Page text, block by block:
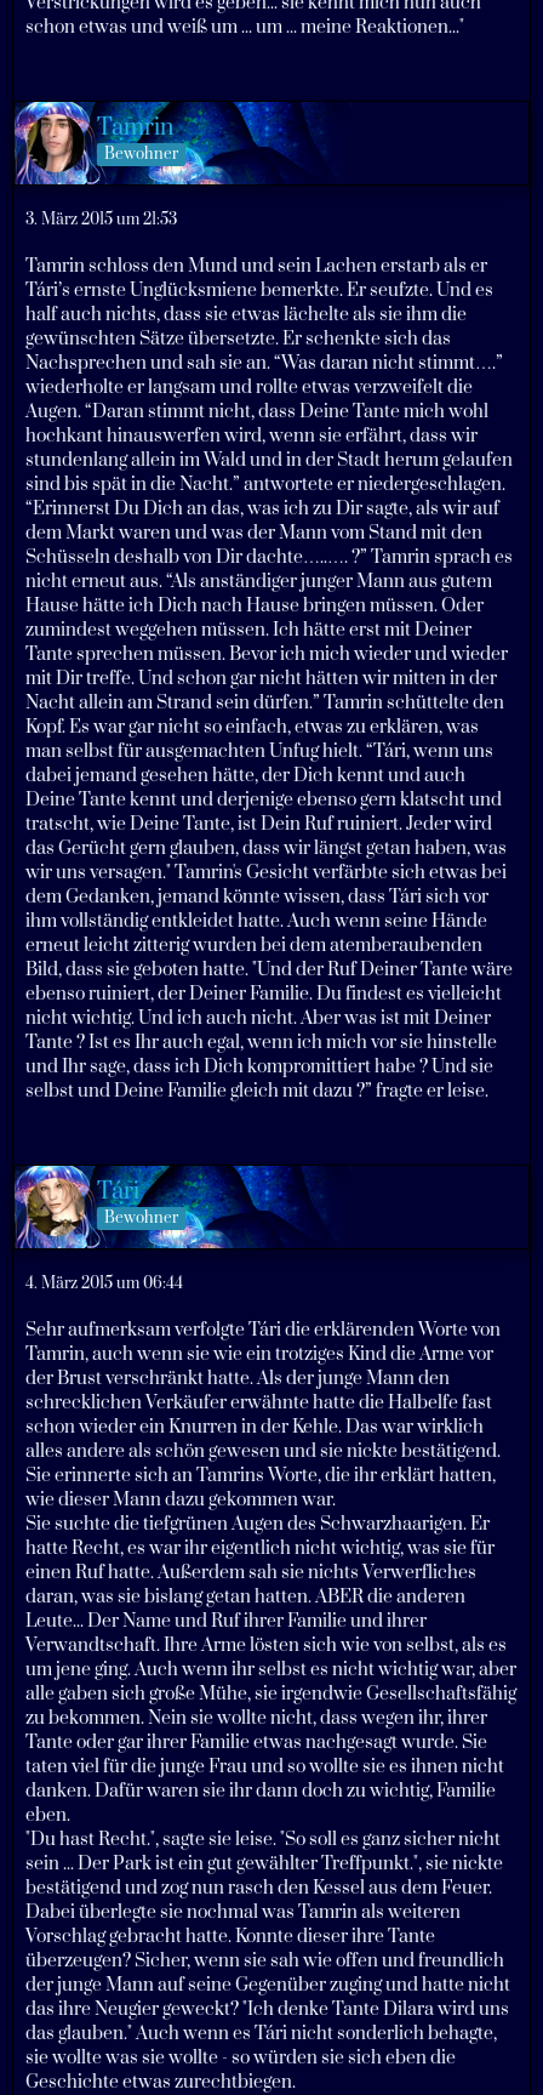
schon etwas und weiß um ... um ... meine Reaktionen..."
Tamrin
Bewohner
3. März 2015 um 21:53
Tamrin schloss den Mund und sein Lachen erstarb als er
Tári’s ernste Unglücksmiene bemerkte. Er seufzte. Und es
half auch nichts, dass sie etwas lächelte als sie ihm die
gewünschten Sätze übersetzte. Er schenkte sich das
Nachsprechen und sah sie an. “Was daran nicht stimmt….”
wiederholte er langsam und rollte etwas verzweifelt die
Augen. “Daran stimmt nicht, dass Deine Tante mich wohl
hochkant hinauswerfen wird, wenn sie erfährt, dass wir
stundenlang allein im Wald und in der Stadt herum gelaufen
sind bis spät in die Nacht.” antwortete er niedergeschlagen.
“Erinnerst Du Dich an das, was ich zu Dir sagte, als wir auf
dem Markt waren und was der Mann vom Stand mit den
Schüsseln deshalb von Dir dachte…..…. ?” Tamrin sprach es
nicht erneut aus. “Als anständiger junger Mann aus gutem
Hause hätte ich Dich nach Hause bringen müssen. Oder
zumindest weggehen müssen. Ich hätte erst mit Deiner
Tante sprechen müssen. Bevor ich mich wieder und wieder
mit Dir treffe. Und schon gar nicht hätten wir mitten in der
Nacht allein am Strand sein dürfen.” Tamrin schüttelte den
Kopf. Es war gar nicht so einfach, etwas zu erklären, was
man selbst für ausgemachten Unfug hielt. “Tári, wenn uns
dabei jemand gesehen hätte, der Dich kennt und auch
Deine Tante kennt und derjenige ebenso gern klatscht und
tratscht, wie Deine Tante, ist Dein Ruf ruiniert. Jeder wird
das Gerücht gern glauben, dass wir längst getan haben, was
wir uns versagen." Tamrin's Gesicht verfärbte sich etwas bei
dem Gedanken, jemand könnte wissen, dass Tári sich vor
ihm vollständig entkleidet hatte. Auch wenn seine Hände
erneut leicht zitterig wurden bei dem atemberaubenden
Bild, dass sie geboten hatte. "Und der Ruf Deiner Tante wäre
ebenso ruiniert, der Deiner Familie. Du findest es vielleicht
nicht wichtig. Und ich auch nicht. Aber was ist mit Deiner
Tante ? Ist es Ihr auch egal, wenn ich mich vor sie hinstelle
und Ihr sage, dass ich Dich kompromittiert habe ? Und sie
selbst und Deine Familie gleich mit dazu ?” fragte er leise.
Tári
Bewohner
4. März 2015 um 06:44
Sehr aufmerksam verfolgte Tári die erklärenden Worte von
Tamrin, auch wenn sie wie ein trotziges Kind die Arme vor
der Brust verschränkt hatte. Als der junge Mann den
schrecklichen Verkäufer erwähnte hatte die Halbelfe fast
schon wieder ein Knurren in der Kehle. Das war wirklich
alles andere als schön gewesen und sie nickte bestätigend.
Sie erinnerte sich an Tamrins Worte, die ihr erklärt hatten,
wie dieser Mann dazu gekommen war.
Sie suchte die tiefgrünen Augen des Schwarzhaarigen. Er
hatte Recht, es war ihr eigentlich nicht wichtig, was sie für
einen Ruf hatte. Außerdem sah sie nichts Verwerfliches
daran, was sie bislang getan hatten. ABER die anderen
Leute... Der Name und Ruf ihrer Familie und ihrer
Verwandtschaft. Ihre Arme lösten sich wie von selbst, als es
um jene ging. Auch wenn ihr selbst es nicht wichtig war, aber
alle gaben sich große Mühe, sie irgendwie Gesellschaftsfähig
zu bekommen. Nein sie wollte nicht, dass wegen ihr, ihrer
Tante oder gar ihrer Familie etwas nachgesagt wurde. Sie
taten viel für die junge Frau und so wollte sie es ihnen nicht
danken. Dafür waren sie ihr dann doch zu wichtig, Familie
eben.
"Du hast Recht.", sagte sie leise. "So soll es ganz sicher nicht
sein ... Der Park ist ein gut gewählter Treffpunkt.", sie nickte
bestätigend und zog nun rasch den Kessel aus dem Feuer.
Dabei überlegte sie nochmal was Tamrin als weiteren
Vorschlag gebracht hatte. Konnte dieser ihre Tante
überzeugen? Sicher, wenn sie sah wie offen und freundlich
der junge Mann auf seine Gegenüber zuging und hatte nicht
das ihre Neugier geweckt? "Ich denke Tante Dilara wird uns
das glauben." Auch wenn es Tári nicht sonderlich behagte,
sie wollte was sie wollte - so würden sie sich eben die
Geschichte etwas zurechtbiegen.